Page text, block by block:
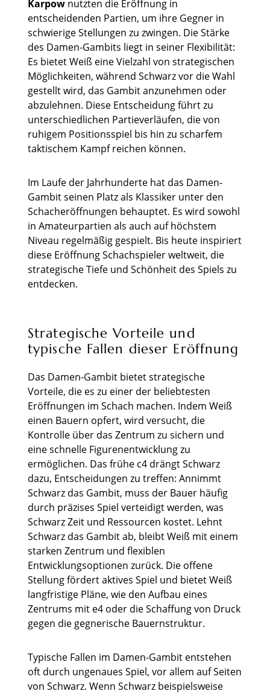
Karpow nutzten die Eröffnung in
entscheidenden Partien, um ihre Gegner in
schwierige Stellungen zu zwingen. Die Stärke
des Damen-Gambits liegt in seiner Flexibilität:
Es bietet Weiß eine Vielzahl von strategischen
Möglichkeiten, während Schwarz vor die Wahl
gestellt wird, das Gambit anzunehmen oder
abzulehnen. Diese Entscheidung führt zu
unterschiedlichen Partieverläufen, die von
ruhigem Positionsspiel bis hin zu scharfem
taktischem Kampf reichen können.
Im Laufe der Jahrhunderte hat das Damen-
Gambit seinen Platz als Klassiker unter den
Schacheröffnungen behauptet. Es wird sowohl
in Amateurpartien als auch auf höchstem
Niveau regelmäßig gespielt. Bis heute inspiriert
diese Eröffnung Schachspieler weltweit, die
strategische Tiefe und Schönheit des Spiels zu
entdecken.
Strategische Vorteile und
typische Fallen dieser Eröffnung
Das Damen-Gambit bietet strategische
Vorteile, die es zu einer der beliebtesten
Eröffnungen im Schach machen. Indem Weiß
einen Bauern opfert, wird versucht, die
Kontrolle über das Zentrum zu sichern und
eine schnelle Figurenentwicklung zu
ermöglichen. Das frühe c4 drängt Schwarz
dazu, Entscheidungen zu treffen: Annimmt
Schwarz das Gambit, muss der Bauer häufig
durch präzises Spiel verteidigt werden, was
Schwarz Zeit und Ressourcen kostet. Lehnt
Schwarz das Gambit ab, bleibt Weiß mit einem
starken Zentrum und flexiblen
Entwicklungsoptionen zurück. Die offene
Stellung fördert aktives Spiel und bietet Weiß
langfristige Pläne, wie den Aufbau eines
Zentrums mit e4 oder die Schaffung von Druck
gegen die gegnerische Bauernstruktur.
Typische Fallen im Damen-Gambit entstehen
oft durch ungenaues Spiel, vor allem auf Seiten
von Schwarz. Wenn Schwarz beispielsweise